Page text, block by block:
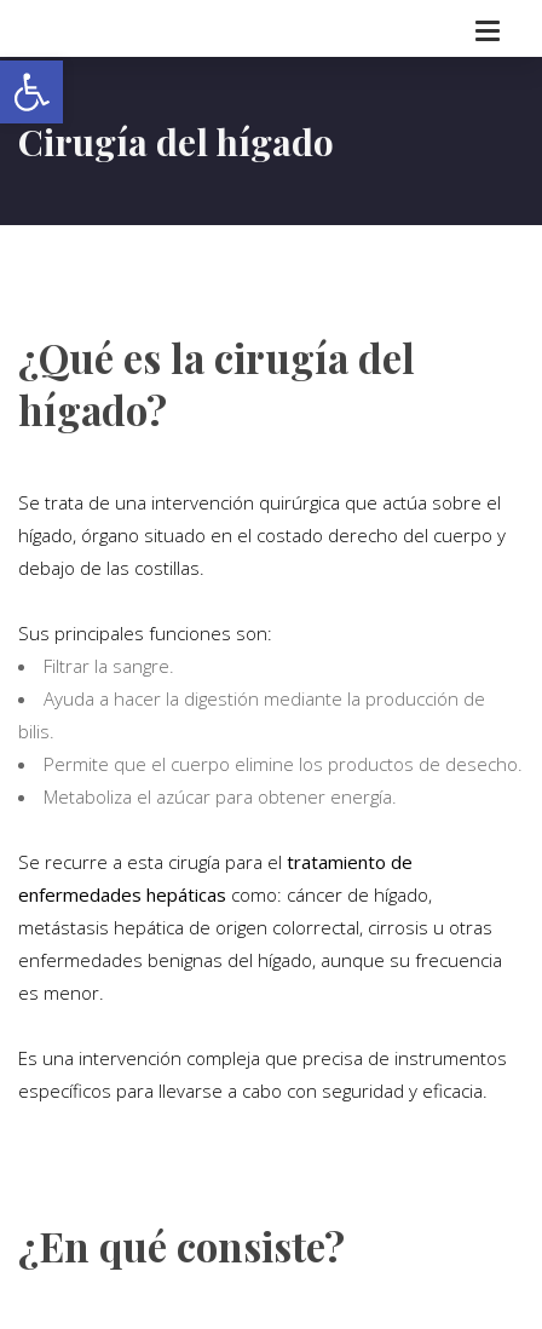
Abrir barra de herramientas
Cirugía del hígado
¿Qué es la cirugía del
hígado?
Se trata de una intervención quirúrgica que actúa sobre el
hígado, órgano situado en el costado derecho del cuerpo y
debajo de las costillas.
Sus principales funciones son:
Filtrar la sangre.
Ayuda a hacer la digestión mediante la producción de
bilis.
Permite que el cuerpo elimine los productos de desecho.
Metaboliza el azúcar para obtener energía.
Se recurre a esta cirugía para el tratamiento de
enfermedades hepáticas como: cáncer de hígado,
metástasis hepática de origen colorrectal, cirrosis u otras
enfermedades benignas del hígado, aunque su frecuencia
es menor.
Es una intervención compleja que precisa de instrumentos
específicos para llevarse a cabo con seguridad y eficacia.
¿En qué consiste?